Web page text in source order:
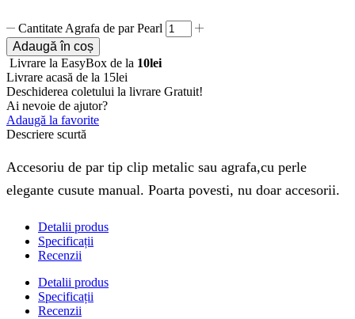
Cantitate Agrafa de par Pearl
Adaugă în coș
Livrare la EasyBox de la 10lei
Livrare acasă de la 15lei
Deschiderea coletului la livrare Gratuit!
Ai nevoie de ajutor?
Adaugă la favorite
Descriere scurtă
Accesoriu de par tip clip metalic sau agrafa,cu perle
elegante cusute manual. Poarta povesti, nu doar accesorii.
Detalii produs
Specificații
Recenzii
Detalii produs
Specificații
Recenzii